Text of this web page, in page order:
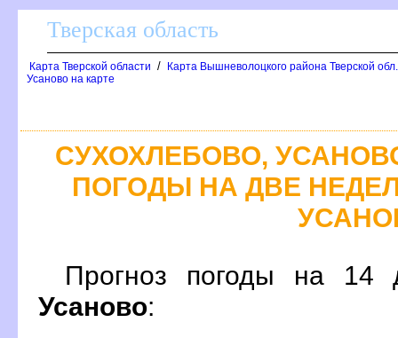
Тверская область
Карта Тверской области /
Карта Вышневолоцкого района Тверской
Усаново на карте
СУХОХЛЕБОВО,
ПОГОДЫ НА ДВЕ
Прогноз погоды на
Усаново: